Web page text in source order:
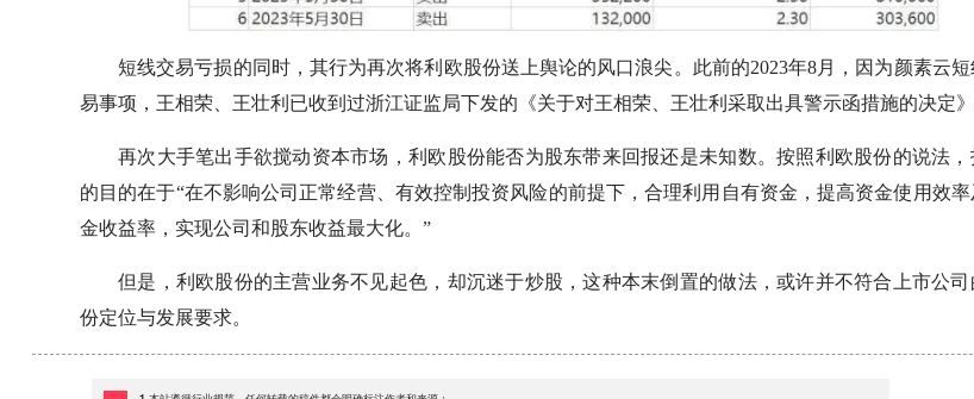
短线交易亏损的同时，其行为再次将利欧股份送上舆论的风口浪尖。此前的2023年8月，因为颜素云短
易事项，王相荣、王壮利已收到过浙江证监局下发的《关于对王相荣、王壮利采取出具警示函措施的决定》
再次大手笔出手欲搅动资本市场，利欧股份能否为股东带来回报还是未知数。按照利欧股份的说法，
的目的在于“在不影响公司正常经营、有效控制投资风险的前提下，合理利用自有资金，提高资金使用效率
金收益率，实现公司和股东收益最大化。”
但是，利欧股份的主营业务不见起色，却沉迷于炒股，这种本末倒置的做法，或许并不符合上市公司
份定位与发展要求。